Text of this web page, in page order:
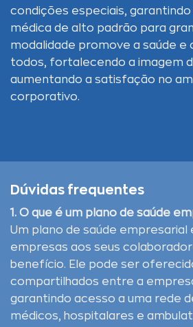
condições especiais,
médica de alto padrão para
modalidade promove a saúde e
todos, fortalecendo a imagem
aumentando a satisfação no
corporativo.
Dúvidas frequentes
1. O que é um plano de saúde
Um plano de saúde
empresas aos seus
benefício. Ele pode ser
compartilhados entre a
garantindo acesso a uma rede
médicos, hospitalares e